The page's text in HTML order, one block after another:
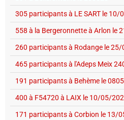
305 participants à LE SART le 10/
558 à la Bergeronnette à Arlon le
260 participants à Rodange le
465 participants à l'Adeps Meix
191 participants à Behème le
400 à F54720 à LAIX le 10/05/
171 participants à Corbion le 13/